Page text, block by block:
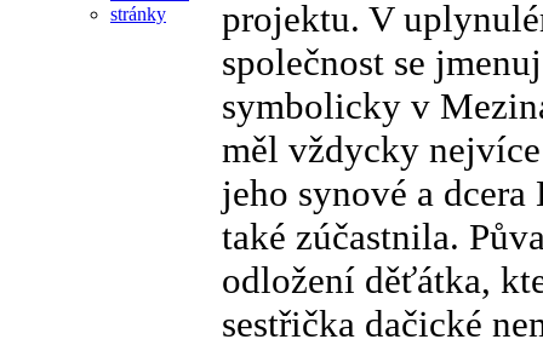
projektu. V
společnost se
symbolicky v
měl vždycky
jeho synové a
také zúčastnila.
odložení děťátka,
sestřička dačické